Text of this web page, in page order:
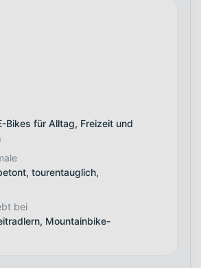
Bikes für Alltag, Freizeit und
tourentauglich,
bei
Mountainbike-